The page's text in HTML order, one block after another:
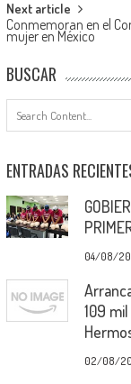
Next article
Conmemoran en el
mujer en México
BUSCAR
ENTRADAS
04/08/
109
02/08/